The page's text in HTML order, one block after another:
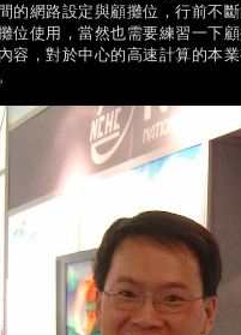
的網路設定與顧攤位，行前不
位使用，當然也需要練習一下
容，對於中心的高速計算的本